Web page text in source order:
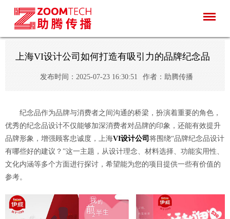
上海VI设计公司如何打造有吸引力的品牌纪念品
发布时间：2025-07-23 16:30:51 作者：助腾传播
纪念品作为品牌与消费者之间沟通的桥梁，扮演着重要的角色，
优秀的纪念品设计不仅能够加深消费者对品牌的印象，还能有效提升
品牌形象，增强顾客忠诚度，上海VI设计公司 将围绕“品牌纪念品设计
有哪些好的建议？”这一主题，从设计理念、材料选择、功能实用性、
文化内涵等多个方面进行探讨，希望能为您的项目提供一些有价值的
参考。